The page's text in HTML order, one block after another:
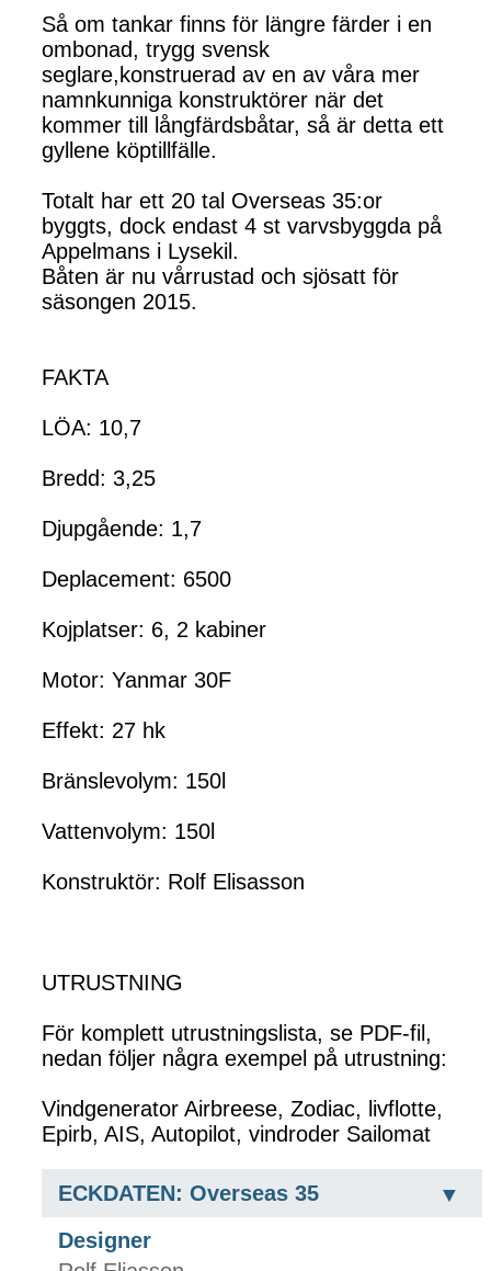
Så om tankar finns för längre färder i en
ombonad, trygg svensk
seglare,konstruerad av en av våra mer
namnkunniga konstruktörer när det
kommer till långfärdsbåtar, så är detta ett
gyllene köptillfälle.
Totalt har ett 20 tal Overseas 35:or
byggts, dock endast 4 st varvsbyggda på
Appelmans i Lysekil.
Båten är nu vårrustad och sjösatt för
säsongen 2015.
FAKTA
LÖA: 10,7
Bredd: 3,25
Djupgående: 1,7
Deplacement: 6500
Kojplatser: 6, 2 kabiner
Motor: Yanmar 30F
Effekt: 27 hk
Bränslevolym: 150l
Vattenvolym: 150l
Konstruktör: Rolf Elisasson
UTRUSTNING
För komplett utrustningslista, se PDF-fil,
nedan följer några exempel på utrustning:
Vindgenerator Airbreese, Zodiac, livflotte,
Epirb, AIS, Autopilot, vindroder Sailomat
ECKDATEN: Overseas 35
Designer